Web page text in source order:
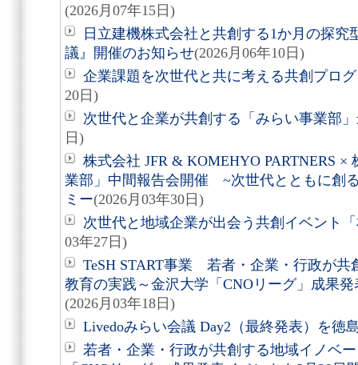
(2026月07年15日)
日立建機株式会社と共創する1か月の探
議』開催のお知らせ(2026月06年10日)
企業課題を次世代と共に考える共創プロ
20日)
次世代と企業が共創する「みらい事業部
日)
株式会社 JFR & KOMEHYO PARTNERS
業部」中間報告会開催 ~次世代とともに創
ミー(2026月03年30日)
次世代と地域企業が出会う共創イベント
03年27日)
TeSH START事業 若者・企業・行政が共
教育の実践～金沢大学「CNOリーグ」成果
(2026月03年18日)
Livedoみらい会議 Day2（最終発表）を徳
若者・企業・行政が共創する地域イノベ